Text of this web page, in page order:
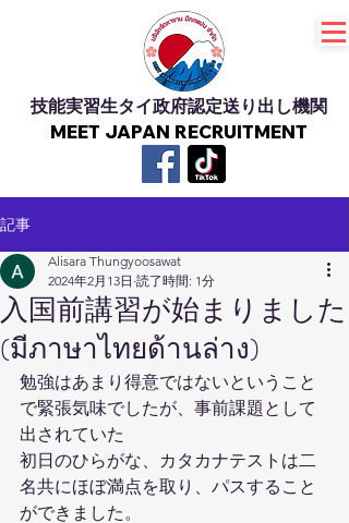
MEET JAPAN RECRUITMENT
技能実習生タイ政府認定送り出し機関
記事
入国前講習が始まりました
(มี​ภาษาไทย​ด้านล่าง)
Alisara Thungyoosawat
2024年2月13日 読了時間: 1分
勉強はあまり得意ではないということ
で緊張気味でしたが、事前課題として
出されていた
初日のひらがな、カタカナテストは二
名共にほぼ満点を取り、パスすること
ができました。